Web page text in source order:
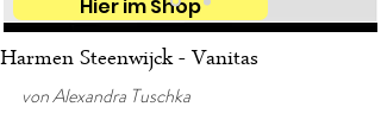
Hier im Shop
Harmen Steenwijck - Vanitas
von Alexandra Tuschka